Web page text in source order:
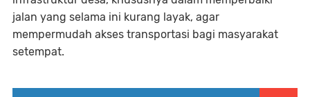
jalan yang selama ini kurang layak, agar
mempermudah akses transportasi bagi masyarakat
setempat.